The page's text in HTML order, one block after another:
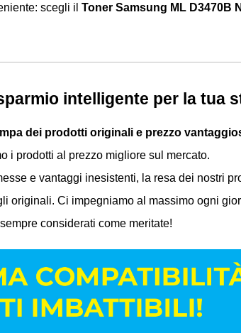
scegli il Toner Samsung ML D3470B
intelligente per la tua
dei prodotti originali e prezzo
i prodotti al prezzo migliore sul mercato.
e vantaggi inesistenti, la resa dei nostri
originali. Ci impegniamo al massimo ogni
considerati come meritate!